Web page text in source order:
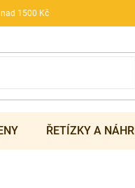
1500 Kč
ŘETÍZKY A